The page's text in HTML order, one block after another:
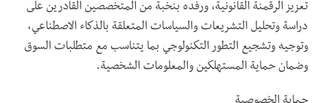
تعزيز الرقمنة القانونية، ورفده بنخبة من المتخصصين القادرين على
دراسة وتحليل التشريعات والسياسات المتعلقة بالذكاء الاصطناعي،
وتوجيه وتشجيع التطور التكنولوجي بما يتناسب مع متطلبات السوق
وضمان حماية المستهلكين والمعلومات الشخصية.